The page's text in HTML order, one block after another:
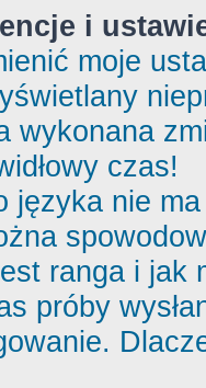
i
moje
wykonana
czas!
języka nie
ranga i jak
próby